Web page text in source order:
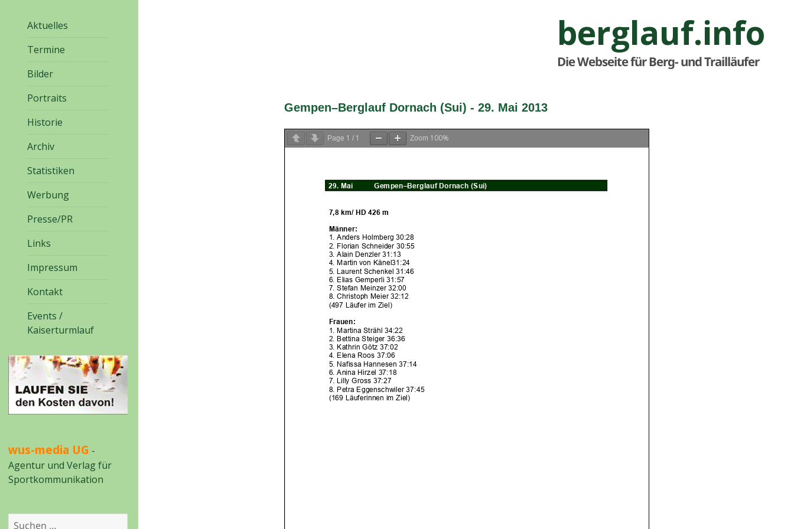
berglauf.info
Die Webseite für Berg- und Trailläufer
Aktuelles
Termine
Bilder
Portraits
Historie
Archiv
Statistiken
Werbung
Presse/PR
Links
Impressum
Kontakt
Events /
Kaiserturmlauf
wus-media UG -
Agentur und Verlag für
Sportkommunikation
Suchen
Gempen–Berglauf Dornach (Sui) - 29. Mai 2013
Page 1 / 1 Zoom 100%